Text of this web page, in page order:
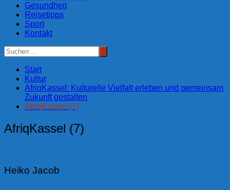
Gesundheit
Reisetipps
Sport
Kontakt
Start
Kultur
AfriqKassel: Kulturelle Vielfalt erleben und gemeinsam
Zukunft gestalten
AfriqKassel (7)
AfriqKassel (7)
Heiko Jacob